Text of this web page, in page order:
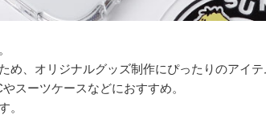
、オリジナルグッズ制作にぴったりのアイテ
スーツケースなどにおすすめ。
。